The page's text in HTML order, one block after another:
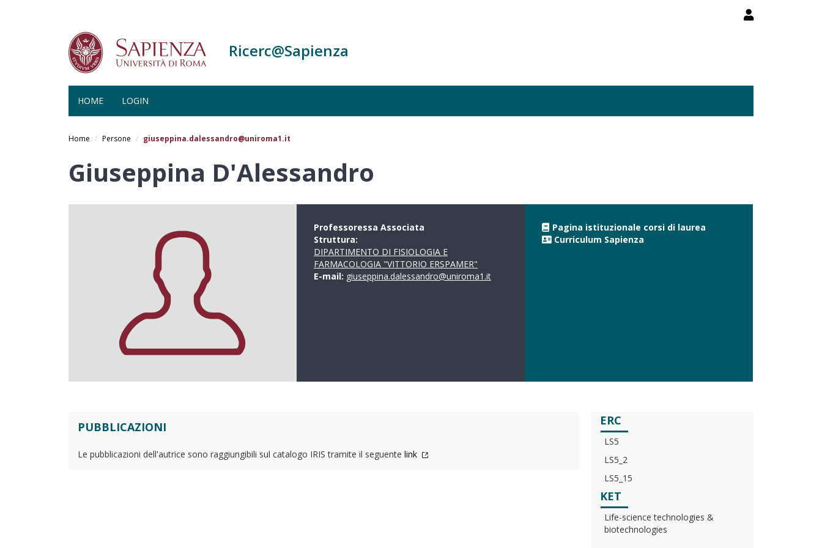
Ricerc@Sapienza
HOME LOGIN
Home Persone giuseppina.dalessandro@uniroma1.it
Giuseppina D'Alessandro
Professoressa Associata
Struttura:
DIPARTIMENTO DI FISIOLOGIA E
FARMACOLOGIA "VITTORIO ERSPAMER"
E-mail: giuseppina.dalessandro@uniroma1.it
Pagina istituzionale corsi di laurea
Curriculum Sapienza
PUBBLICAZIONI
Le pubblicazioni dell'autrice sono raggiungibili sul catalogo IRIS tramite il seguente link
ERC
LS5
LS5_2
LS5_15
KET
Life-science technologies &
biotechnologies